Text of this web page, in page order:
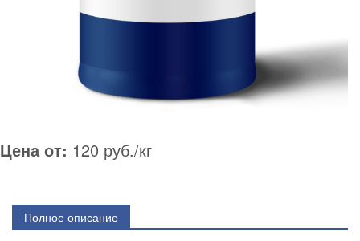
Цена от: 120 руб./кг
Полное описание